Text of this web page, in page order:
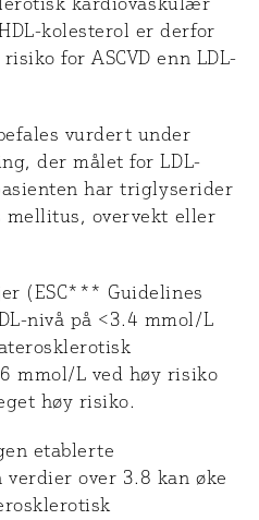
kolesterol er derfor
for ASCVD enn LDL-
vurdert under
der målet for LDL-
har triglyserider
mellitus, overvekt eller
(ESC*** Guidelines
nivå på <3.4 mmol/L
mmol/L ved høy risiko
høy risiko.
etablerte
verdier over 3.8 kan øke